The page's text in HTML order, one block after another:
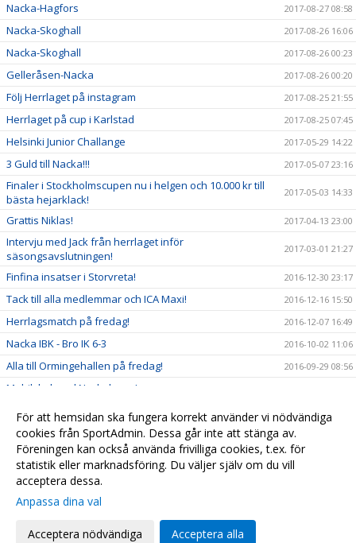
Nacka-Hagfors 2017-08-27 08:58
Nacka-Skoghall 2017-08-26 16:06
Nacka-Skoghall 2017-08-26 00:23
Gelleråsen-Nacka 2017-08-26 00:20
Följ Herrlaget på instagram 2017-08-25 21:55
Herrlaget på cup i Karlstad 2017-08-25 07:45
Helsinki Junior Challange 2017-05-29 14:22
3 Guld till Nacka!!! 2017-05-07 23:16
Finaler i Stockholmscupen nu i helgen och 10.000 kr till
bästa hejarklack!
2017-05-03 14:33
Grattis Niklas! 2017-04-13 23:00
Intervju med Jack från herrlaget inför
säsongsavslutningen!
2017-03-01 21:27
Finfina insatser i Storvreta! 2016-12-30 23:17
Tack till alla medlemmar och ICA Maxi! 2016-12-16 15:50
Herrlagsmatch på fredag! 2016-12-07 16:49
Nacka IBK - Bro IK 6-3 2016-10-02 11:06
Alla till Ormingehallen på fredag! 2016-09-29 08:56
Mobilskal med Nackalogga!
Se dam och herrlaget och bidra till framtiden! 2016-09-20 13:38
Kallelse till årsmöte 2016-09-16 17:45
Snart dags för ny hemsida! 2013-10-01 12:57
inställningar
Webbversion
För att hemsidan ska fungera korrekt använder vi nödvändiga
cookies från SportAdmin. Dessa går inte att stänga av.
Föreningen kan också använda frivilliga cookies, t.ex. för
statistik eller marknadsföring. Du väljer själv om du vill
acceptera dessa.
Anpassa dina val
Acceptera nödvändiga Acceptera alla